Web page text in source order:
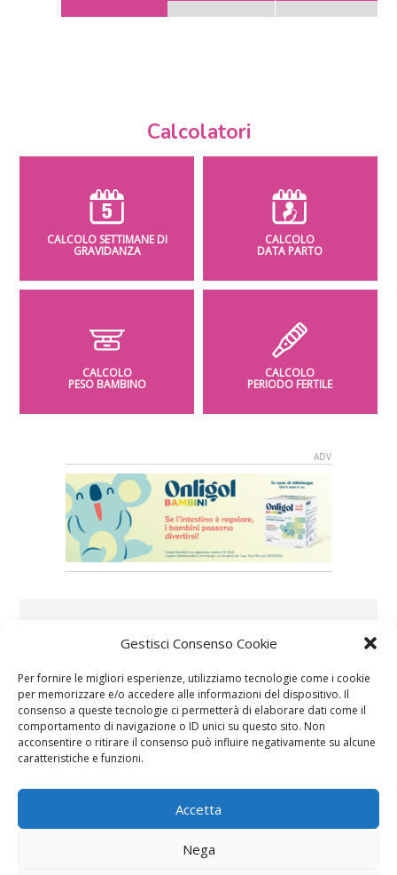
Gestisci Consenso Cookie
Per fornire le migliori esperienze, utilizziamo tecnologie come i cookie
per memorizzare e/o accedere alle informazioni del dispositivo. Il
consenso a queste tecnologie ci permetterà di elaborare dati come il
comportamento di navigazione o ID unici su questo sito. Non
acconsentire o ritirare il consenso può influire negativamente su alcune
caratteristiche e funzioni.
Accetta
Nega
Calcolatori
CALCOLO SETTIMANE DI
GRAVIDANZA
CALCOLO
DATA PARTO
CALCOLO
PESO BAMBINO
CALCOLO
PERIODO FERTILE